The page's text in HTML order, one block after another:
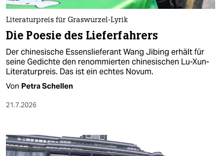
Literaturpreis für Graswurzel-Lyrik
Die Poesie des Lieferfahrers
Der chinesische Essenslieferant Wang Jibing erhält für
seine Gedichte den renommierten chinesischen Lu-Xun-
Literaturpreis. Das ist ein echtes Novum.
Von Petra Schellen
21.7.2026